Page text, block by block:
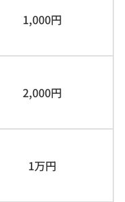
1,000円
2,000円
1万円